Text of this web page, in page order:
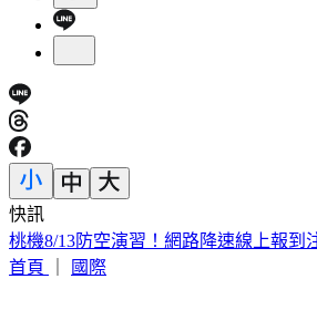
快訊
下週一颱風假？白海豚路徑更偏南了
首頁
國際